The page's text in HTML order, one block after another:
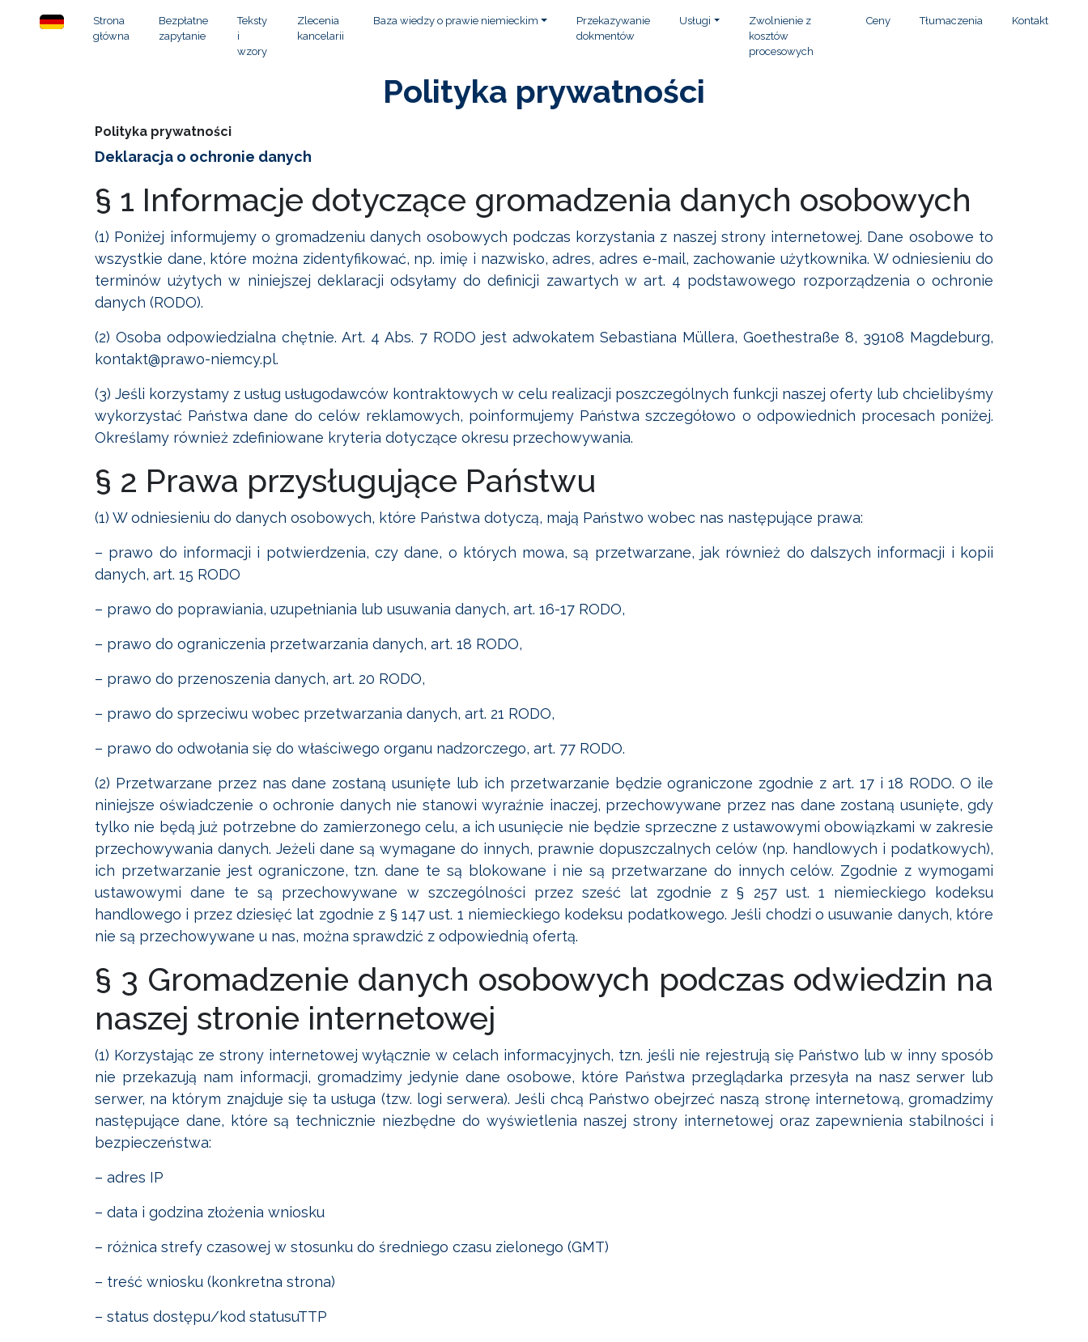
Strona
główna
Bezpłatne
zapytanie
Teksty
i
wzory
Zlecenia
kancelarii
Baza wiedzy o prawie niemieckim
Przekazywanie
dokmentów
Usługi
Zwolnienie z
kosztów
procesowych
Ceny Tłumaczenia Kontakt
Polityka prywatności
Polityka prywatności
Deklaracja o ochronie danych
§ 1 Informacje dotyczące gromadzenia danych osobowych
(1) Poniżej informujemy o gromadzeniu danych osobowych podczas korzystania z naszej strony internetowej. Dane osobowe to
wszystkie dane, które można zidentyfikować, np. imię i nazwisko, adres, adres e-mail, zachowanie użytkownika. W odniesieniu do
terminów użytych w niniejszej deklaracji odsyłamy do definicji zawartych w art. 4 podstawowego rozporządzenia o ochronie
danych (RODO).
(2) Osoba odpowiedzialna chętnie. Art. 4 Abs. 7 RODO jest adwokatem Sebastiana Müllera, Goethestraße 8, 39108 Magdeburg,
kontakt@prawo-niemcy.pl.
(3) Jeśli korzystamy z usług usługodawców kontraktowych w celu realizacji poszczególnych funkcji naszej oferty lub chcielibyśmy
wykorzystać Państwa dane do celów reklamowych, poinformujemy Państwa szczegółowo o odpowiednich procesach poniżej.
Określamy również zdefiniowane kryteria dotyczące okresu przechowywania.
§ 2 Prawa przysługujące Państwu
(1) W odniesieniu do danych osobowych, które Państwa dotyczą, mają Państwo wobec nas następujące prawa:
– prawo do informacji i potwierdzenia, czy dane, o których mowa, są przetwarzane, jak również do dalszych informacji i kopii
danych, art. 15 RODO
– prawo do poprawiania, uzupełniania lub usuwania danych, art. 16-17 RODO,
– prawo do ograniczenia przetwarzania danych, art. 18 RODO,
– prawo do przenoszenia danych, art. 20 RODO,
– prawo do sprzeciwu wobec przetwarzania danych, art. 21 RODO,
– prawo do odwołania się do właściwego organu nadzorczego, art. 77 RODO.
(2) Przetwarzane przez nas dane zostaną usunięte lub ich przetwarzanie będzie ograniczone zgodnie z art. 17 i 18 RODO. O ile
niniejsze oświadczenie o ochronie danych nie stanowi wyraźnie inaczej, przechowywane przez nas dane zostaną usunięte, gdy
tylko nie będą już potrzebne do zamierzonego celu, a ich usunięcie nie będzie sprzeczne z ustawowymi obowiązkami w zakresie
przechowywania danych. Jeżeli dane są wymagane do innych, prawnie dopuszczalnych celów (np. handlowych i podatkowych),
ich przetwarzanie jest ograniczone, tzn. dane te są blokowane i nie są przetwarzane do innych celów. Zgodnie z wymogami
ustawowymi dane te są przechowywane w szczególności przez sześć lat zgodnie z § 257 ust. 1 niemieckiego kodeksu
handlowego i przez dziesięć lat zgodnie z § 147 ust. 1 niemieckiego kodeksu podatkowego. Jeśli chodzi o usuwanie danych, które
nie są przechowywane u nas, można sprawdzić z odpowiednią ofertą.
§ 3 Gromadzenie danych osobowych podczas odwiedzin na
naszej stronie internetowej
(1) Korzystając ze strony internetowej wyłącznie w celach informacyjnych, tzn. jeśli nie rejestrują się Państwo lub w inny sposób
nie przekazują nam informacji, gromadzimy jedynie dane osobowe, które Państwa przeglądarka przesyła na nasz serwer lub
serwer, na którym znajduje się ta usługa (tzw. logi serwera). Jeśli chcą Państwo obejrzeć naszą stronę internetową, gromadzimy
następujące dane, które są technicznie niezbędne do wyświetlenia naszej strony internetowej oraz zapewnienia stabilności i
bezpieczeństwa:
– adres IP
– data i godzina złożenia wniosku
– różnica strefy czasowej w stosunku do średniego czasu zielonego (GMT)
– treść wniosku (konkretna strona)
– status dostępu/kod statusuTTP